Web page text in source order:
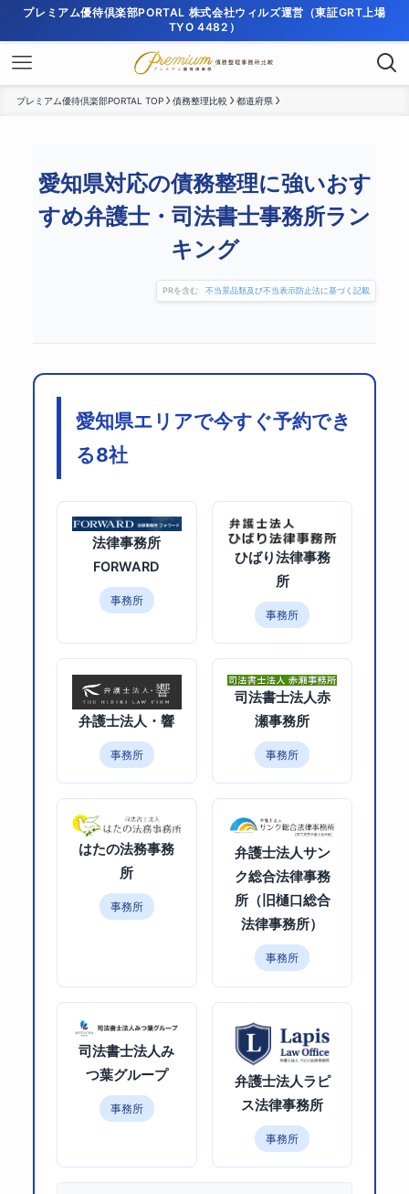
プレミアム優待倶楽部PORTAL 株式会社ウィルズ運営（東証GRT上場
TYO 4482）
プレミアム優待倶楽部PORTAL TOP 債務整理比較 都道府県
愛知県対応の債務整理に強いおす
すめ弁護士・司法書士事務所ラン
キング
PRを含む 不当景品類及び不当表示防止法に基づく記載
愛知県エリアで今すぐ予約でき
る8社
法律事務所
FORWARD
事務所
ひばり法律事務
所
事務所
弁護士法人・響
事務所
司法書士法人赤
瀬事務所
事務所
はたの法務事務
所
事務所
弁護士法人サン
ク総合法律事務
所（旧樋口総合
法律事務所）
事務所
司法書士法人み
つ葉グループ
事務所
弁護士法人ラピ
ス法律事務所
事務所